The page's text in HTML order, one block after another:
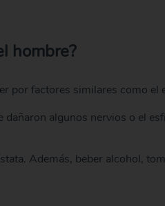
hombre?
por factores similares como
dañaron algunos nervios o el
Además, beber alcohol,